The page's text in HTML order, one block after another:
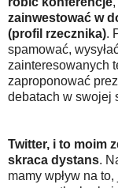
zainwestować w
(profil rzecznika).
spamować,
zainteresowanych
zaproponować
debatach w swojej
Twitter, i to moim
skraca dystans.
mamy wpływ na